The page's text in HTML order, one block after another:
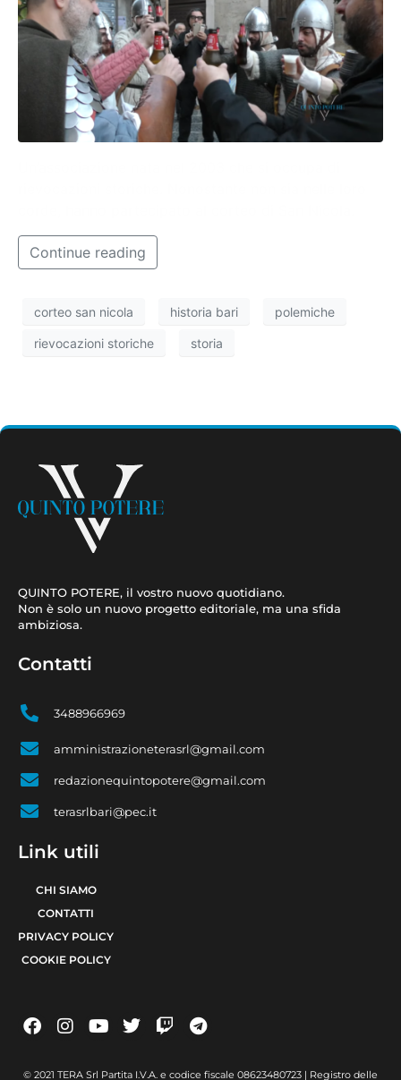
Continue reading
corteo san nicola historia bari polemiche
rievocazioni storiche storia
QUINTO POTERE, il vostro nuovo quotidiano.
Non è solo un nuovo progetto editoriale, ma una sfida
ambiziosa.
Contatti
3488966969
amministrazioneterasrl@gmail.com
redazionequintopotere@gmail.com
terasrlbari@pec.it
Link utili
CHI SIAMO
CONTATTI
PRIVACY POLICY
COOKIE POLICY
© 2021 TERA Srl Partita I.V.A. e codice fiscale 08623480723 | Registro delle